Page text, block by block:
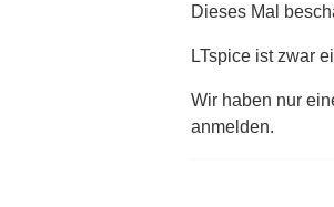
Dieses Mal
LTspice ist zwar
Wir haben nur
anmelden.